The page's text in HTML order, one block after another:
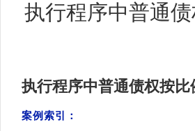
执行程序中普通
执行程序中普通债权按
案例索引：